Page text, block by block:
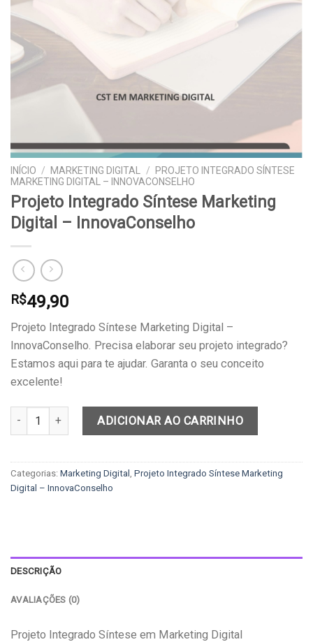
INÍCIO / MARKETING DIGITAL /
PROJETO INTEGRADO SÍNTESE
MARKETING DIGITAL – INNOVACONSELHO
Projeto Integrado Síntese Marketing
Digital – InnovaConselho
R$49,90
Projeto Integrado Síntese Marketing Digital –
InnovaConselho. Precisa elaborar seu projeto integrado?
Estamos aqui para te ajudar. Garanta o seu conceito
excelente!
Projeto Integrado Síntese Marketing Digital – InnovaConselho
ADICIONAR AO CARRINHO
Categorias: Marketing Digital
Projeto Integrado Síntese Marketing
Digital – InnovaConselho
DESCRIÇÃO
AVALIAÇÕES (0)
Projeto Integrado Síntese em Marketing Digital